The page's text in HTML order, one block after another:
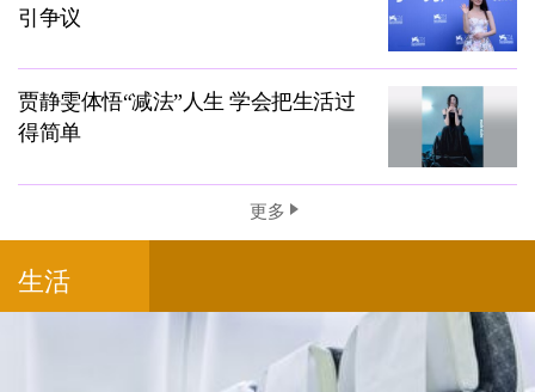
引争议
贾静雯体悟“减法”人生 学会把生活过
得简单
更多
生活